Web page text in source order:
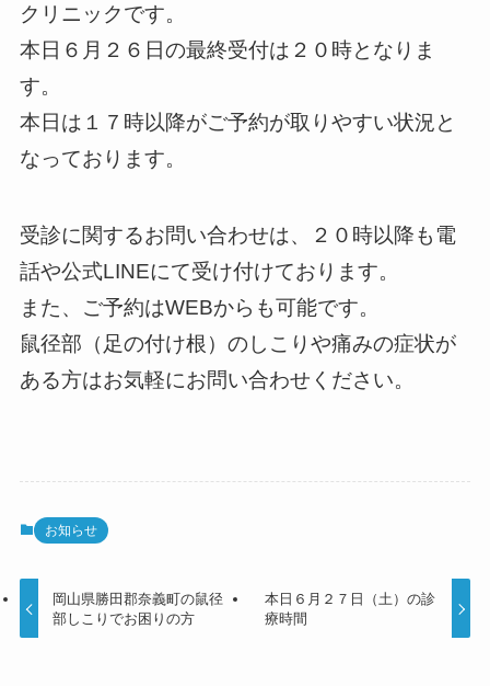
クリニックです。
本日６月２６日の最終受付は２０時となりま
す。
本日は１７時以降がご予約が取りやすい状況と
なっております。
受診に関するお問い合わせは、２０時以降も電
話や公式LINEにて受け付けております。
また、ご予約はWEBからも可能です。
鼠径部（足の付け根）のしこりや痛みの症状が
ある方はお気軽にお問い合わせください。
お知らせ
岡山県勝田郡奈義町の鼠径
部しこりでお困りの方
本日６月２７日（土）の診
療時間